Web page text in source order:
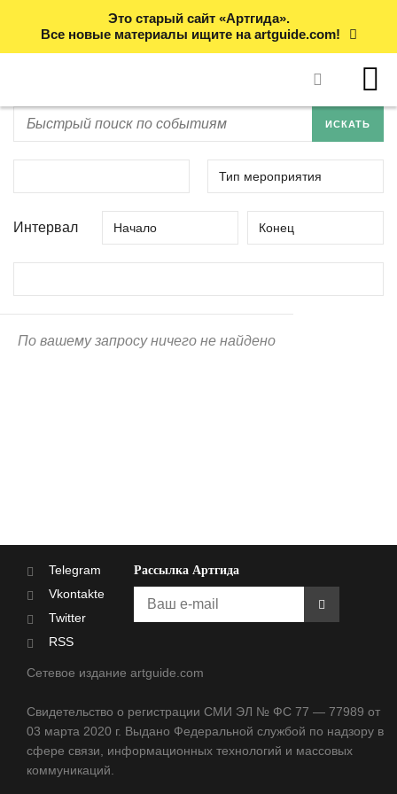
Это старый сайт «Артгида».
Все новые материалы ищите на artguide.com!
Тип мероприятия
Интервал Начало Конец
По вашему запросу ничего не найдено
Telegram
Vkontakte
Twitter
RSS
Рассылка Артгида
Сетевое издание artguide.com
Свидетельство о регистрации СМИ ЭЛ № ФС 77 — 77989 от
03 марта 2020 г. Выдано Федеральной службой по надзору в
сфере связи, информационных технологий и массовых
коммуникаций.